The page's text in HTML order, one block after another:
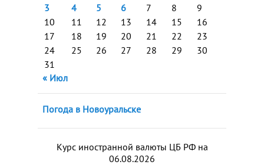
3
4 5 6 7 8
9
10
11 12 13 14 15
16
17
18 19 20 21 22
23
24
25 26 27 28 29
30
31
« Июл
Погода в Новоуральске
Курс иностранной валюты ЦБ РФ на
06.08.2026